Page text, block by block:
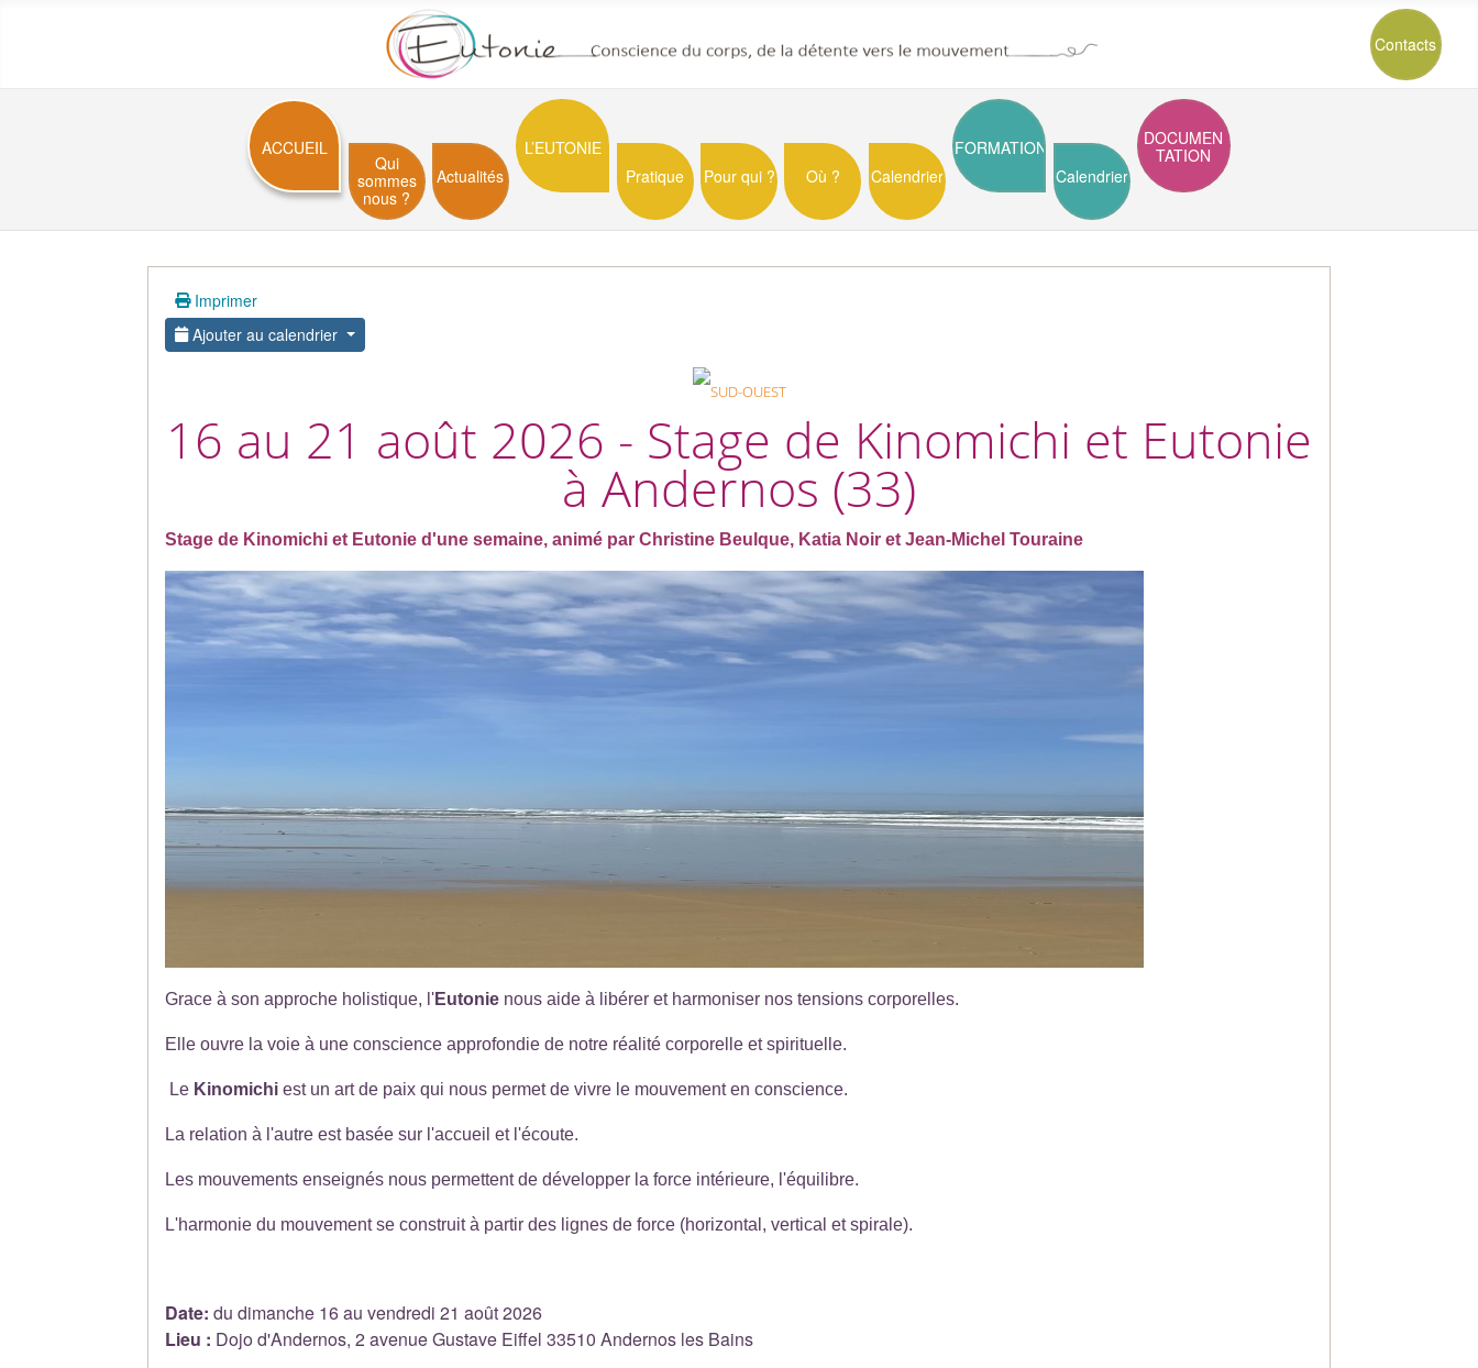
Contacts
ACCUEIL
Qui
sommes
nous ?
Actualités
L’EUTONIE
Pratique
Pour qui ? Où ? Calendrier
FORMATION
Calendrier
DOCUMEN
TATION
Imprimer
Ajouter au calendrier
16 au 21 août 2026 - Stage de Kinomichi et Eutonie
à Andernos (33)
Stage de Kinomichi et Eutonie d'une semaine, animé par Christine Beulque, Katia Noir et Jean-Michel Touraine
Grace à son approche holistique, l'Eutonie nous aide à libérer et harmoniser nos tensions corporelles.
Elle ouvre la voie à une conscience approfondie de notre réalité corporelle et spirituelle.
Le Kinomichi est un art de paix qui nous permet de vivre le mouvement en conscience.
La relation à l'autre est basée sur l'accueil et l'écoute.
Les mouvements enseignés nous permettent de développer la force intérieure, l'équilibre.
L'harmonie du mouvement se construit à partir des lignes de force (horizontal, vertical et spirale).
Date:du dimanche 16 au vendredi 21 août 2026
Lieu : Dojo d'Andernos, 2 avenue Gustave Eiffel 33510 Andernos les Bains